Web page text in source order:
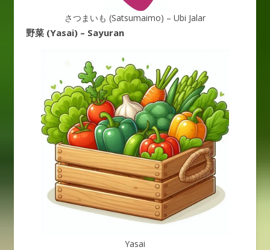
さつまいも (Satsumaimo) – Ubi Jalar
野菜 (Yasai) – Sayuran
Yasai